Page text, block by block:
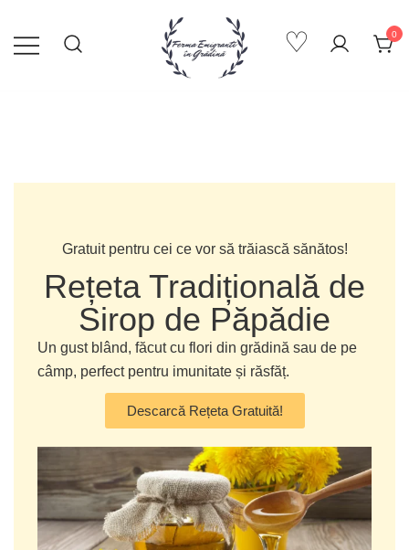
♡ 0
Gratuit pentru cei ce vor să trăiască sănătos!
Rețeta Tradițională de
Sirop de Păpădie
Un gust blând, făcut cu flori din grădină sau de pe
câmp, perfect pentru imunitate și răsfăț.
Descarcă Rețeta Gratuită!